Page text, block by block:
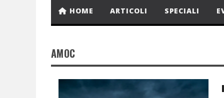
HOME ARTICOLI SPECIALI
AMOC